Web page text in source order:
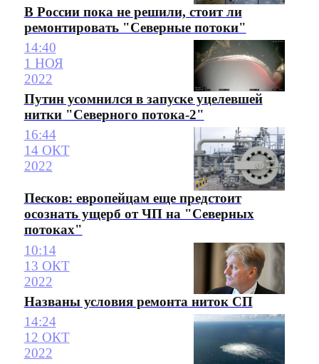
В России пока не решили, стоит ли
ремонтировать "Северные потоки"
14:40
1 НОЯ
2022
Путин усомнился в запуске уцелевшей
нитки "Северного потока-2"
16:44
14 ОКТ
2022
Песков: европейцам еще предстоит
осознать ущерб от ЧП на "Северных
потоках"
10:14
13 ОКТ
2022
Названы условия ремонта ниток СП
14:24
12 ОКТ
2022